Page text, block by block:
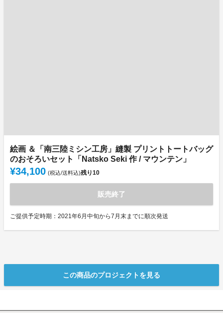
絵画 ＆「南三陸ミシン工房」縫製 プリントトートバッグ
のおそろいセット「Natsko Seki 作 / マウンテン」
¥34,100 (税込/送料込)残り10
販売終了
ご提供予定時期：2021年6月中旬から7月末までに順次発送
この商品のプロジェクトを見る